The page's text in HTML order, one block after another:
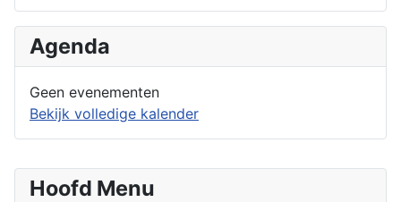
Hoofd Menu
Agenda
Geen evenementen
Bekijk volledige kalender